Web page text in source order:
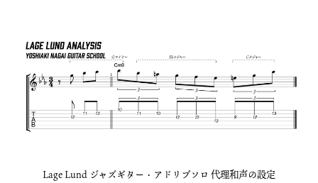
Lage Lund ジャズギター・アドリブソロ 代理和声の設定